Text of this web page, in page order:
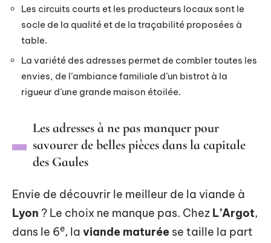
Les circuits courts et les producteurs locaux sont le
socle de la qualité et de la traçabilité proposées à
table.
La variété des adresses permet de combler toutes les
envies, de l’ambiance familiale d’un bistrot à la
rigueur d’une grande maison étoilée.
Les adresses à ne pas manquer pour
savourer de belles pièces dans la capitale
des Gaules
Envie de découvrir le meilleur de la viande à
Lyon ? Le choix ne manque pas. Chez L’Argot,
dans le 6e, la viande maturée se taille la part